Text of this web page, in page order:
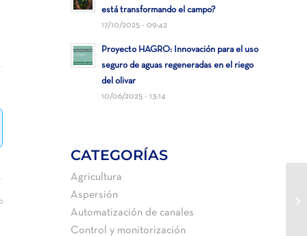
está transformando el campo?
17/10/2025 - 09:42
Proyecto HAGRO: Innovación para el uso
seguro de aguas regeneradas en el riego
del olivar
10/06/2025 - 13:14
CATEGORÍAS
Agricultura
Aspersión
Automatización de canales
Control y monitorización